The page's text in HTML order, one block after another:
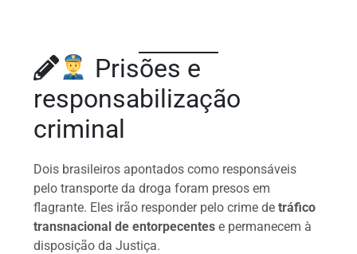
Prisões e
responsabilização
criminal
Dois brasileiros apontados como responsáveis
pelo transporte da droga foram presos em
flagrante. Eles irão responder pelo crime detráfico
transnacional de entorpecentes e permanecem à
disposição da Justiça.